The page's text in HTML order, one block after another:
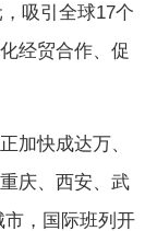
吸引全球17个
经贸合作、促
快成达万、
庆、西安、武
市，国际班列开